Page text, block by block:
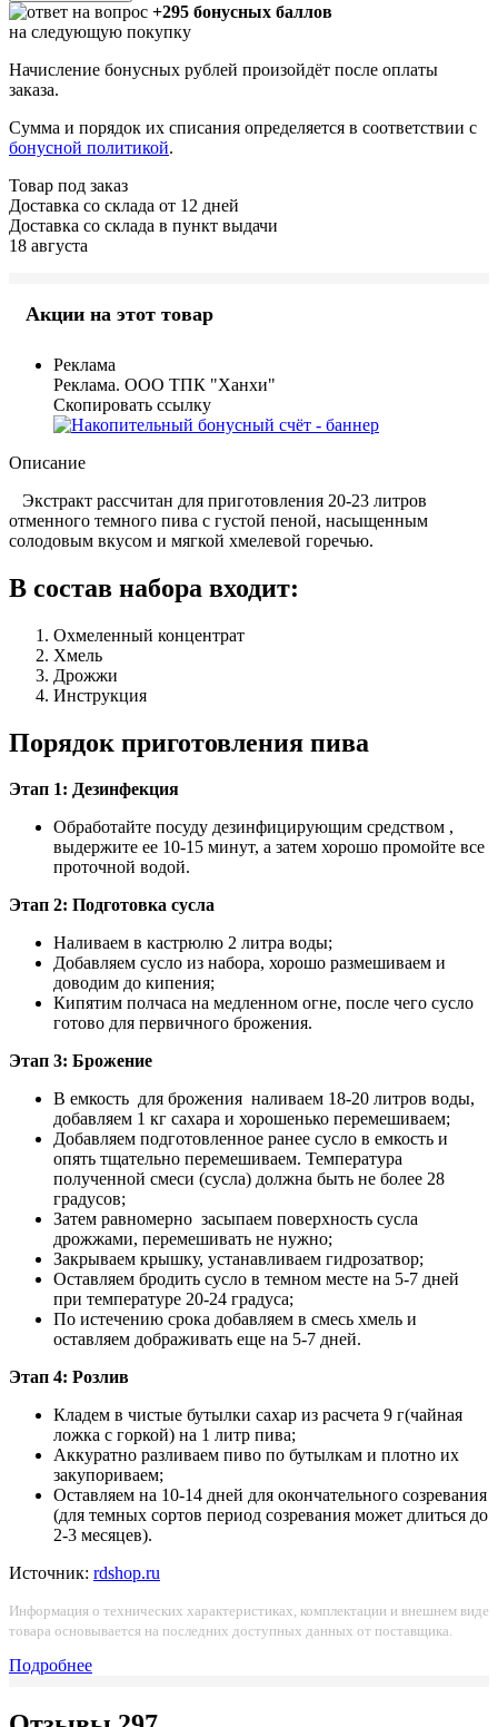
+295 бонусных баллов
на следующую покупку
Начисление бонусных рублей произойдёт после оплаты
заказа.
Сумма и порядок их списания определяется в соответствии с
бонусной политикой.
Товар под заказ
Доставка со склада от 12 дней
Доставка со склада в пункт выдачи
18 августа
Акции на этот товар
Реклама
Реклама. ООО ТПК "Ханхи"
Скопировать ссылку
Описание
Экстракт рассчитан для приготовления 20-23 литров
отменного темного пива с густой пеной, насыщенным
солодовым вкусом и мягкой хмелевой горечью.
В состав набора входит:
Охмеленный концентрат
Хмель
Дрожжи
Инструкция
Порядок приготовления пива
Этап 1: Дезинфекция
Обработайте посуду дезинфицирующим средством ,
выдержите ее 10-15 минут, а затем хорошо промойте все
проточной водой.
Этап 2: Подготовка сусла
Наливаем в кастрюлю 2 литра воды;
Добавляем сусло из набора, хорошо размешиваем и
доводим до кипения;
Кипятим полчаса на медленном огне, после чего сусло
готово для первичного брожения.
Этап 3: Брожение
В емкость для брожения наливаем 18-20 литров воды,
добавляем 1 кг сахара и хорошенько перемешиваем;
Добавляем подготовленное ранее сусло в емкость и
опять тщательно перемешиваем. Температура
полученной смеси (сусла) должна быть не более 28
градусов;
Затем равномерно засыпаем поверхность сусла
дрожжами, перемешивать не нужно;
Закрываем крышку, устанавливаем гидрозатвор;
Оставляем бродить сусло в темном месте на 5-7 дней
при температуре 20-24 градуса;
По истечению срока добавляем в смесь хмель и
оставляем дображивать еще на 5-7 дней.
Этап 4: Розлив
Кладем в чистые бутылки сахар из расчета 9 г(чайная
ложка с горкой) на 1 литр пива;
Аккуратно разливаем пиво по бутылкам и плотно их
закупориваем;
Оставляем на 10-14 дней для окончательного созревания
(для темных сортов период созревания может длиться до
2-3 месяцев).
Источник: rdshop.ru
Информация о технических характеристиках, комплектации и внешнем виде
товара основывается на последних доступных данных от поставщика.
Подробнее